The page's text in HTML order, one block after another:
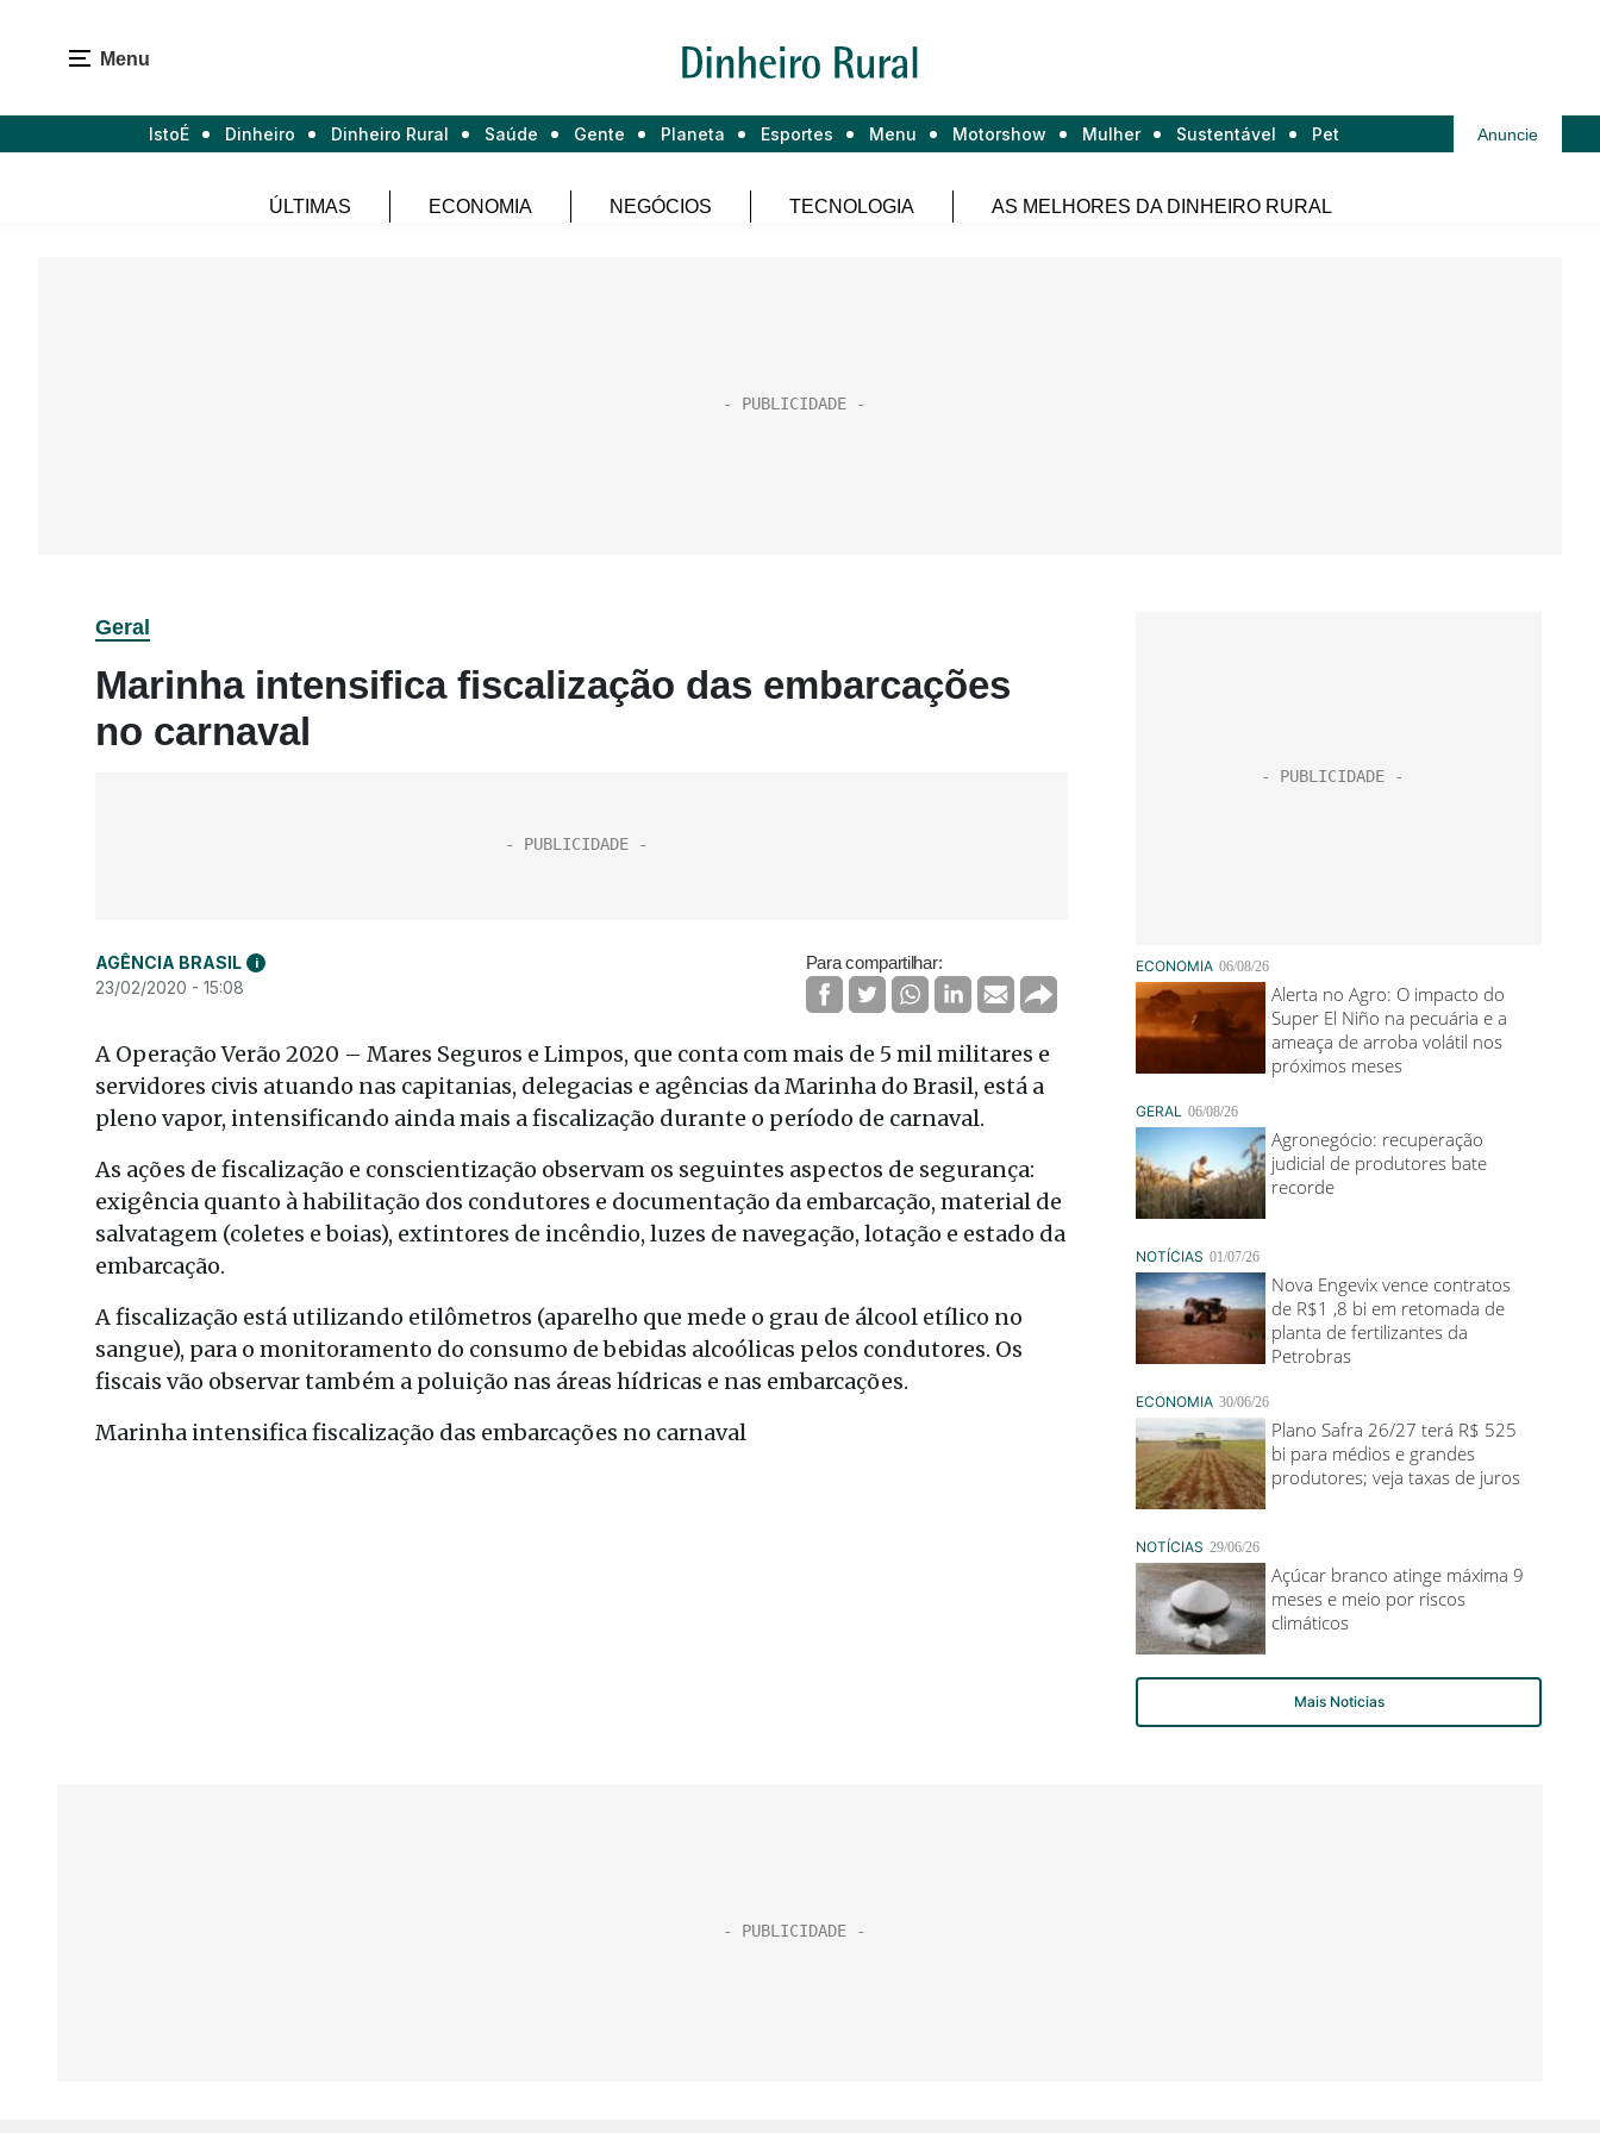
Menu
IstoÉ Dinheiro Dinheiro Rural Saúde Gente Planeta Esportes Menu Motorshow Mulher Sustentável Pet Anuncie
ÚLTIMAS ECONOMIA NEGÓCIOS TECNOLOGIA AS MELHORES DA DINHEIRO RURAL
Geral
Marinha intensifica fiscalização das embarcações
no carnaval
AGÊNCIA BRASIL i
23/02/2020 - 15:08
Para compartilhar:
A Operação Verão 2020 – Mares Seguros e Limpos, que conta com mais de 5 mil militares e
servidores civis atuando nas capitanias, delegacias e agências da Marinha do Brasil, está a
pleno vapor, intensificando ainda mais a fiscalização durante o período de carnaval.
As ações de fiscalização e conscientização observam os seguintes aspectos de segurança:
exigência quanto à habilitação dos condutores e documentação da embarcação, material de
salvatagem (coletes e boias), extintores de incêndio, luzes de navegação, lotação e estado da
embarcação.
A fiscalização está utilizando etilômetros (aparelho que mede o grau de álcool etílico no
sangue), para o monitoramento do consumo de bebidas alcoólicas pelos condutores. Os
fiscais vão observar também a poluição nas áreas hídricas e nas embarcações.
Marinha intensifica fiscalização das embarcações no carnaval